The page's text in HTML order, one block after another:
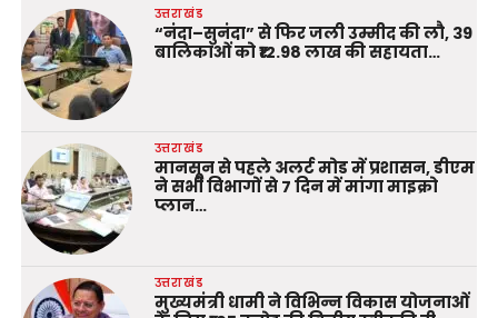
उत्तराखंड
“नंदा–सुनंदा” से फिर जली उम्मीद की लौ, 39
बालिकाओं को ₹12.98 लाख की सहायता…
उत्तराखंड
मानसून से पहले अलर्ट मोड में प्रशासन, डीएम
ने सभी विभागों से 7 दिन में मांगा माइक्रो
प्लान…
उत्तराखंड
मुख्यमंत्री धामी ने विभिन्न विकास योजनाओं